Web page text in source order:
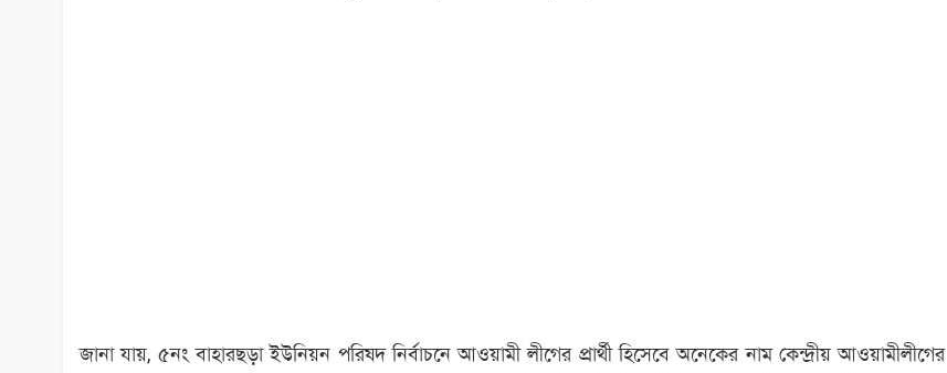
জানা যায়, ৫নং বাহারছড়া ইউনিয়ন পরিষদ নির্বাচনে আওয়ামী লীগের প্রার্থী হিসেবে অনেকের নাম কেন্দ্রীয় আওয়ামীলীগের